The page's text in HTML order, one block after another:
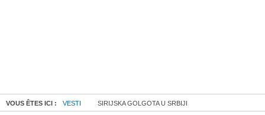
VOUS ÊTES ICI : VESTI SIRIJSKA GOLGOTA U SRBIJI